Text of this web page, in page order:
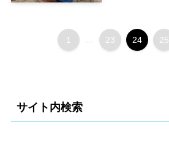
1 ... 23 24 25
サイト内検索